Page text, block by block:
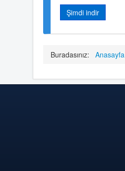
Şimdi indir
Buradasınız: Anasayfa